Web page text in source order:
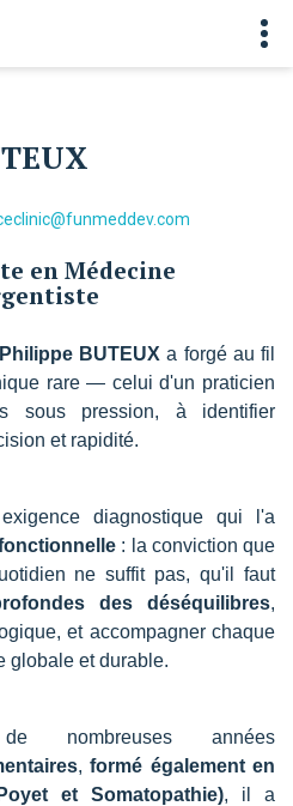
en Médecine
BUTEUX a forgé au fil
rare — celui d'un praticien
sous pression, à identifier
et rapidité.
diagnostique qui l'a
: la conviction que
ne suffit pas, qu'il faut
des déséquilibres,
et accompagner chaque
globale et durable.
nombreuses années
,formé également en
et Somatopathie), il a